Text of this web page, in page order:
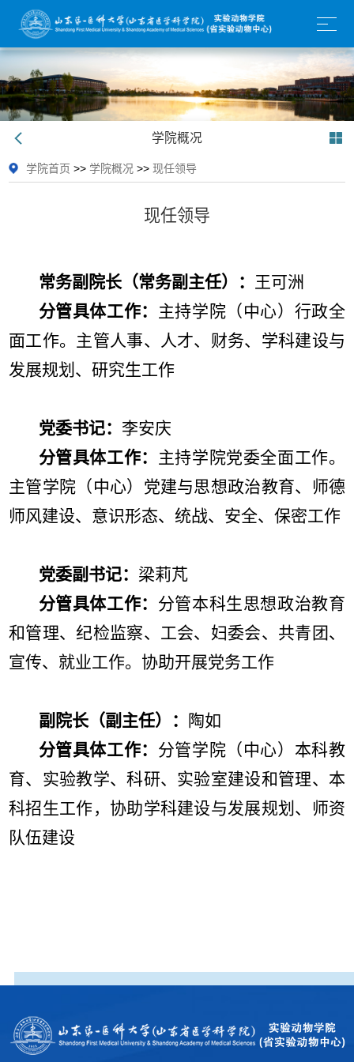
学院概况
学院首页 >>学院概况 >>现任领导
现任领导
常务副院长（常务副主任）：
王可洲
分管具体工作： 主持学院（中心）行政全
面工作。主管人事、人才、财务、学科建设与
发展规划、研究生工作
党委书记： 李安庆
分管具体工作： 主持学院党委全面工作。
主管学院（中心）党建与思想政治教育、师德
师风建设、意识形态、统战、安全、保密工作
党委副书记： 梁莉芃
分管具体工作： 分管本科生思想政治教育
和管理、纪检监察、工会、妇委会、共青团、
宣传、就业工作。协助开展党务工作
副院长（副主任）：
陶如
分管具体工作： 分管学院（中心）本科教
育、实验教学、科研、实验室建设和管理、本
科招生工作，协助学科建设与发展规划、师资
队伍建设